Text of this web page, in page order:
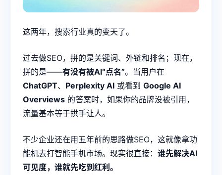
这两年，搜索行业真的变天了。
过去做SEO，拼的是关键词、外链和排名；现在，
拼的是——有没有被AI“点名”。当用户在
ChatGPT、 Perplexity AI 或看到 Google AI
Overviews 的答案时，如果你的品牌没被引用，
流量基本等于拱手让人。
不少企业还在用五年前的思路做SEO，这就像拿功
能机去打智能手机市场。现实很直接： 谁先解决AI
可见度，谁就先吃到红利。